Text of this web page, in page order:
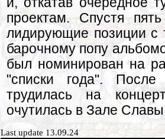
проектам. Спустя
лидирующие позиции с
барочному попу
был номинирован на
"списки года".
трудилась на
очутилась в Зале
Last update 13.09.24